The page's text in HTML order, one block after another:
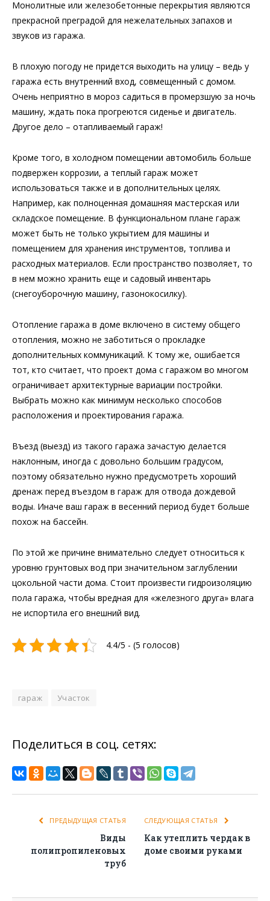
Монолитные или железобетонные перекрытия являются
прекрасной преградой для нежелательных запахов и
звуков из гаража.
В плохую погоду не придется выходить на улицу – ведь у
гаража есть внутренний вход, совмещенный с домом.
Очень неприятно в мороз садиться в промерзшую за ночь
машину, ждать пока прогреются сиденье и двигатель.
Другое дело – отапливаемый гараж!
Кроме того, в холодном помещении автомобиль больше
подвержен коррозии, а теплый гараж может
использоваться также и в дополнительных целях.
Например, как полноценная домашняя мастерская или
складское помещение. В функциональном плане гараж
может быть не только укрытием для машины и
помещением для хранения инструментов, топлива и
расходных материалов. Если пространство позволяет, то
в нем можно хранить еще и садовый инвентарь
(снегоуборочную машину, газонокосилку).
Отопление гаража в доме включено в систему общего
отопления, можно не заботиться о прокладке
дополнительных коммуникаций. К тому же, ошибается
тот, кто считает, что проект дома с гаражом во многом
ограничивает архитектурные вариации постройки.
Выбрать можно как минимум несколько способов
расположения и проектирования гаража.
Въезд (выезд) из такого гаража зачастую делается
наклонным, иногда с довольно большим градусом,
поэтому обязательно нужно предусмотреть хороший
дренаж перед въездом в гараж для отвода дождевой
воды. Иначе ваш гараж в весенний период будет больше
похож на бассейн.
По этой же причине внимательно следует относиться к
уровню грунтовых вод при значительном заглублении
цокольной части дома. Стоит произвести гидроизоляцию
пола гаража, чтобы вредная для «железного друга» влага
не испортила его внешний вид.
4.4/5 - (5 голосов)
гараж Участок
Поделиться в соц. сетях:
ПРЕДЫДУЩАЯ СТАТЬЯ
Виды
полипропиленовых
труб
СЛЕДУЮЩАЯ СТАТЬЯ
Как утеплить чердак в
доме своими руками